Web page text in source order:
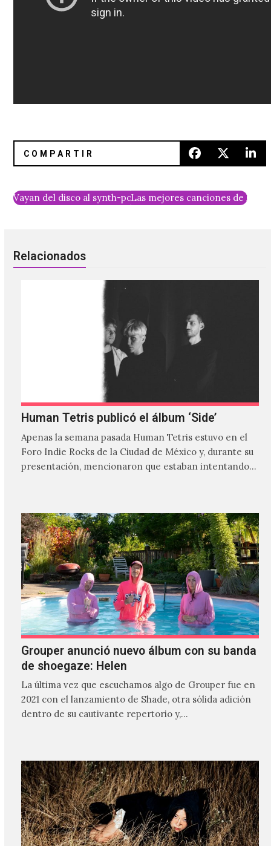
Vayan del disco al synth-pop con el nuevo álbum de Pale
Las mejores canciones de la
Relacionados
Human Tetris publicó el álbum ‘Side’
Apenas la semana pasada Human Tetris estuvo en el
Foro Indie Rocks de la Ciudad de México y, durante su
presentación, mencionaron que estaban intentando…
Grouper anunció nuevo álbum con su banda
de shoegaze: Helen
La última vez que escuchamos algo de Grouper fue en
2021 con el lanzamiento de Shade, otra sólida adición
dentro de su cautivante repertorio y,…